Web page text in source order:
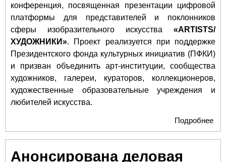
конференция, посвященная презентации цифровой
платформы для представителей и поклонников
сферы изобразительного искусства «ARTISTS/
ХУДОЖНИКИ». Проект реализуется при поддержке
Президентского фонда культурных инициатив (ПФКИ)
и призван объединить арт-институции, сообщества
художников, галереи, кураторов, коллекционеров,
художественные образовательные учреждения и
любителей искусства.
Подробнее
Анонсирована деловая